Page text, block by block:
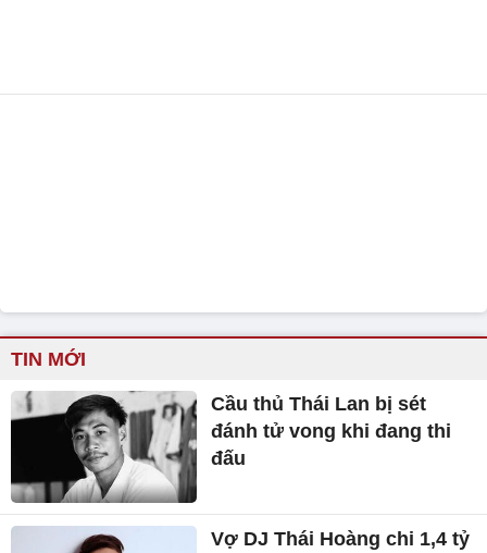
TIN MỚI
Cầu thủ Thái Lan bị sét
đánh tử vong khi đang thi
đấu
Vợ DJ Thái Hoàng chi 1,4 tỷ